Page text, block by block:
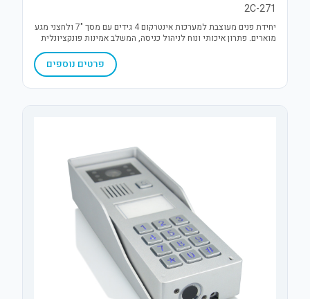
2C-271
יחידת פנים מעוצבת למערכות אינטרקום 4 גידים עם מסך "7 ולחצני מגע
מוארים. פתרון איכותי ונוח לניהול כניסה, המשלב אמינות פונקציונלית
פרטים נוספים